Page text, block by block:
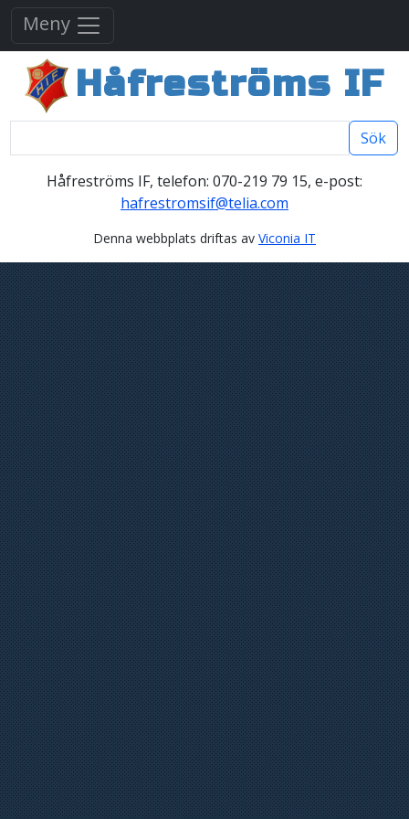
Meny
Håfreströms IF
Håfreströms IF, telefon: 070-219 79 15, e-post:
hafrestromsif@telia.com
Denna webbplats driftas av Viconia IT